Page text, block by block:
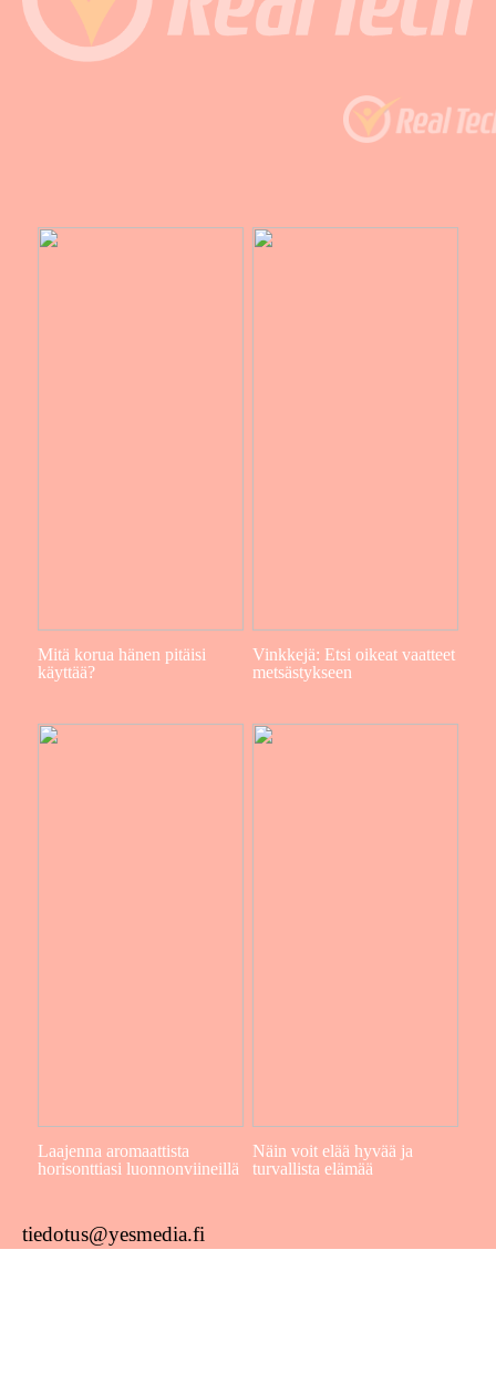
Mitä korua hänen pitäisi
käyttää?
Vinkkejä: Etsi oikeat vaatteet
metsästykseen
Laajenna aromaattista
horisonttiasi luonnonviineillä
Näin voit elää hyvää ja
turvallista elämää
tiedotus@yesmedia.fi